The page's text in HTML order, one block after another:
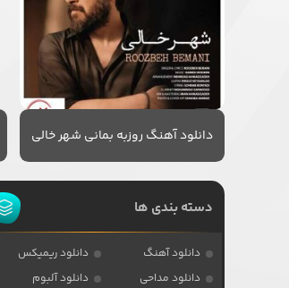
دانلود آهنگ روزبه بمانی شهر خالی
دسته بندی ها
دانلود آهنگ
دانلود ریمیکس
دانلود مداحی
دانلود آلبوم